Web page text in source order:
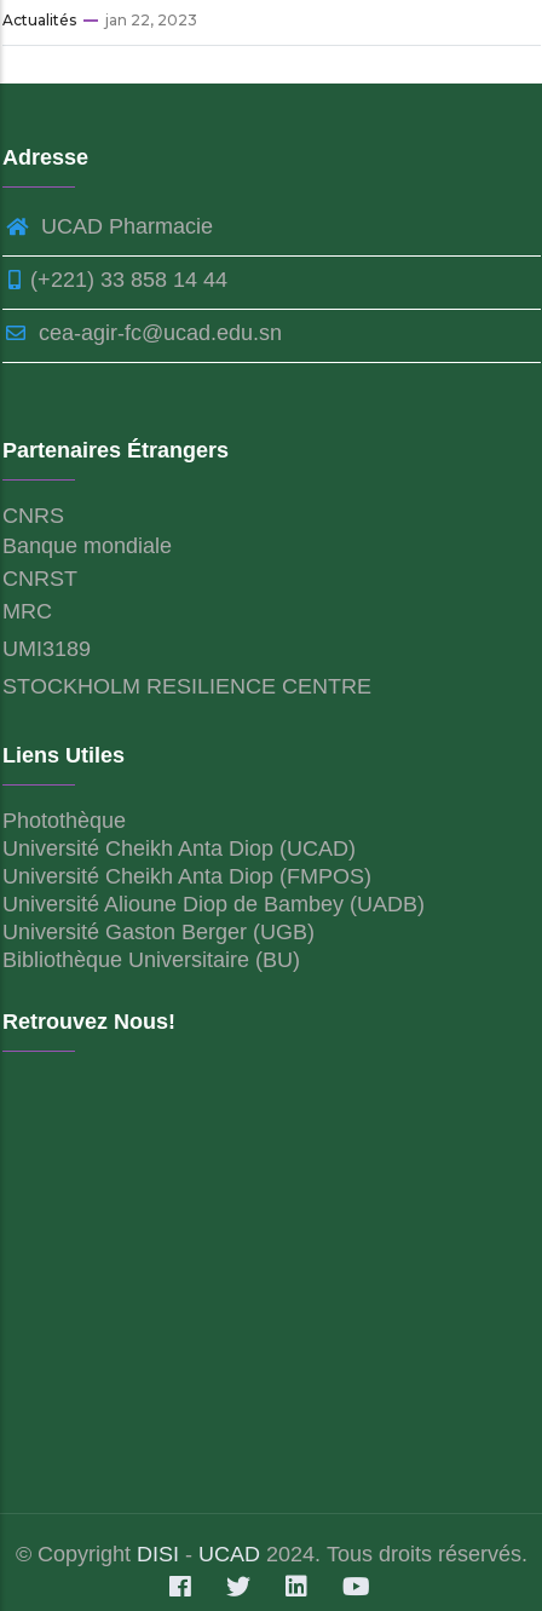
Actualités jan 22, 2023
Adresse
UCAD Pharmacie
(+221) 33 858 14 44
cea-agir-fc@ucad.edu.sn
Partenaires Étrangers
CNRS
Banque mondiale
CNRST
MRC
UMI3189
STOCKHOLM RESILIENCE CENTRE
Liens Utiles
Photothèque
Université Cheikh Anta Diop (UCAD)
Université Cheikh Anta Diop (FMPOS)
Université Alioune Diop de Bambey (UADB)
Université Gaston Berger (UGB)
Bibliothèque Universitaire (BU)
Retrouvez Nous!
© Copyright DISI - UCAD 2024. Tous droits réservés.